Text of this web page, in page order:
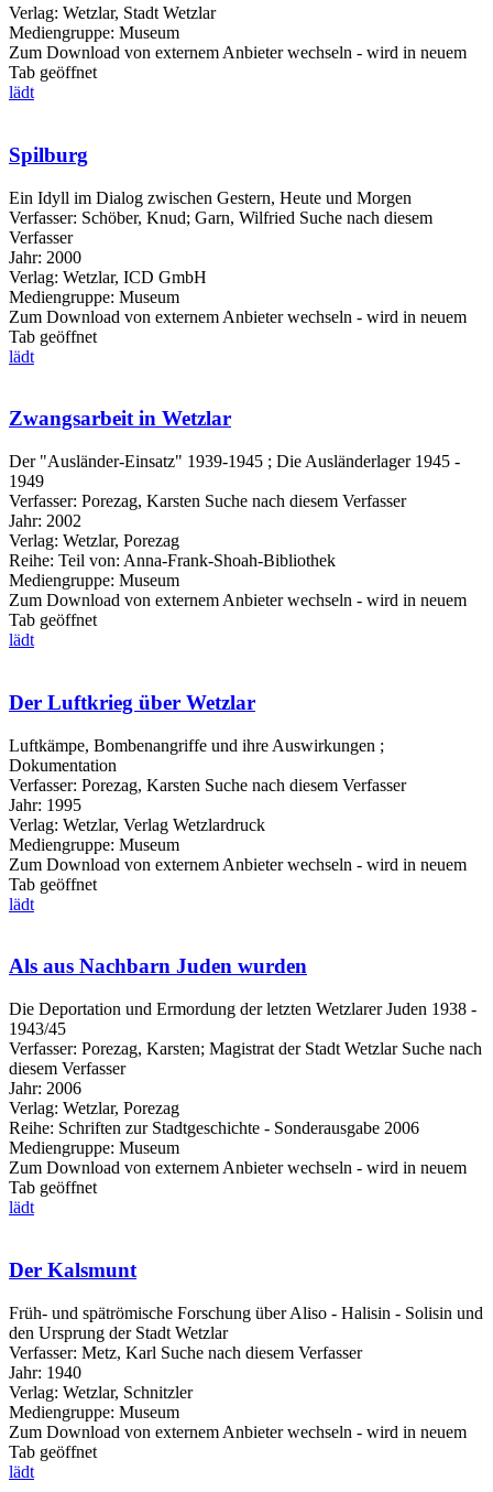
Verlag: Wetzlar, Stadt Wetzlar
Mediengruppe: Museum
Zum Download von externem Anbieter wechseln - wird in neuem
Tab geöffnet
lädt
Spilburg
Ein Idyll im Dialog zwischen Gestern, Heute und Morgen
Verfasser: Schöber, Knud; Garn, Wilfried Suche nach diesem
Verfasser
Jahr: 2000
Verlag: Wetzlar, ICD GmbH
Mediengruppe: Museum
Zum Download von externem Anbieter wechseln - wird in neuem
Tab geöffnet
lädt
Zwangsarbeit in Wetzlar
Der "Ausländer-Einsatz" 1939-1945 ; Die Ausländerlager 1945 -
1949
Verfasser: Porezag, Karsten Suche nach diesem Verfasser
Jahr: 2002
Verlag: Wetzlar, Porezag
Reihe: Teil von: Anna-Frank-Shoah-Bibliothek
Mediengruppe: Museum
Zum Download von externem Anbieter wechseln - wird in neuem
Tab geöffnet
lädt
Der Luftkrieg über Wetzlar
Luftkämpe, Bombenangriffe und ihre Auswirkungen ;
Dokumentation
Verfasser: Porezag, Karsten Suche nach diesem Verfasser
Jahr: 1995
Verlag: Wetzlar, Verlag Wetzlardruck
Mediengruppe: Museum
Zum Download von externem Anbieter wechseln - wird in neuem
Tab geöffnet
lädt
Als aus Nachbarn Juden wurden
Die Deportation und Ermordung der letzten Wetzlarer Juden 1938 -
1943/45
Verfasser: Porezag, Karsten; Magistrat der Stadt Wetzlar Suche nach
diesem Verfasser
Jahr: 2006
Verlag: Wetzlar, Porezag
Reihe: Schriften zur Stadtgeschichte - Sonderausgabe 2006
Mediengruppe: Museum
Zum Download von externem Anbieter wechseln - wird in neuem
Tab geöffnet
lädt
Der Kalsmunt
Früh- und spätrömische Forschung über Aliso - Halisin - Solisin und
den Ursprung der Stadt Wetzlar
Verfasser: Metz, Karl Suche nach diesem Verfasser
Jahr: 1940
Verlag: Wetzlar, Schnitzler
Mediengruppe: Museum
Zum Download von externem Anbieter wechseln - wird in neuem
Tab geöffnet
lädt